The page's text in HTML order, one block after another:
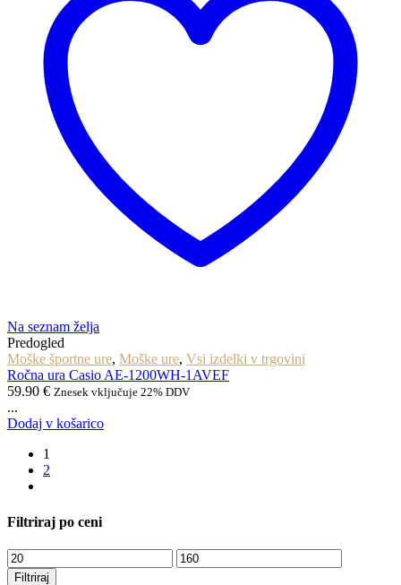
Na seznam želja
Predogled
Moške športne ure, Moške ure, Vsi izdelki v trgovini
Ročna ura Casio AE-1200WH-1AVEF
59.90 € Znesek vključuje 22% DDV
...
Dodaj v košarico
1
2
Filtriraj po ceni
Min
cena
Max
cena
Filtriraj